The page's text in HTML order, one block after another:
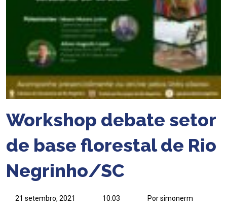
Workshop debate setor
de base florestal de Rio
Negrinho/SC
21 setembro, 2021 10:03 Por simonerm